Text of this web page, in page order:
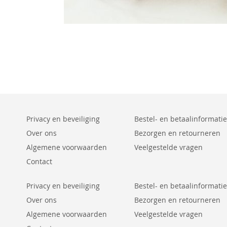
Privacy en beveiliging
Over ons
Algemene voorwaarden
Contact
Bestel- en betaalinformatie
Bezorgen en retourneren
Veelgestelde vragen
Privacy en beveiliging
Over ons
Algemene voorwaarden
Bestel- en betaalinformatie
Bezorgen en retourneren
Veelgestelde vragen